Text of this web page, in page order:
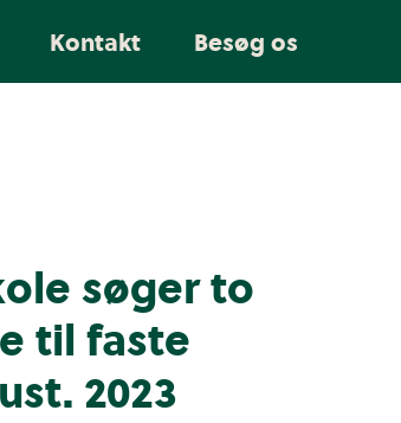
Kontakt Besøg os
søger to
til faste
2023